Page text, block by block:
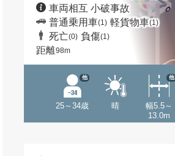
車両相互 小破事故
普通乗用車(1) 軽貨物車(1)
死亡(0) 負傷(1)
距離98m
25～34歳
他
晴
幅5.5～
13.0m
他